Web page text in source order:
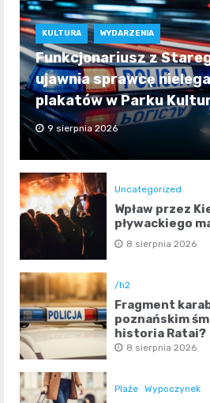
KULTURA WYDARZENIA
Funkcjonariusz z
ujawnia sprawcę
plakatów w Parku
9 sierpnia 2026
Uncategorized
Wpław przez
pływackiego
8 sierpnia 2026
/h2
Fragment
poznańskim
historia Rataj?
8 sierpnia 2026
Plaże Wypoczynek